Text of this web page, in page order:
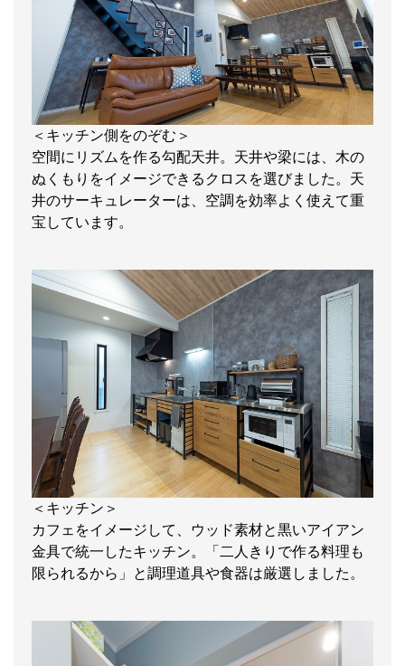
＜キッチン側をのぞむ＞
空間にリズムを作る勾配天井。天井や梁には、木の
ぬくもりをイメージできるクロスを選びました。天
井のサーキュレーターは、空調を効率よく使えて重
宝しています。
＜キッチン＞
カフェをイメージして、ウッド素材と黒いアイアン
金具で統一したキッチン。「二人きりで作る料理も
限られるから」と調理道具や食器は厳選しました。